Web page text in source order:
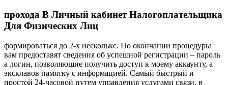
прохода В Личный кабинет Налогоплательщика
Для Физических Лиц
формироваться до 2-х несколькс. По окончании процедуры
вам предоставят сведения об успешной регистрации – пароль
а логин, позволяющие получить доступ к моему аккаунту, а
эксклавов памятку с информацией. Самый быстрый и
простой 24-часовой путем управления услугами связи, в